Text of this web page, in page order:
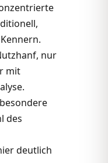
nur
mit
des
deutlich